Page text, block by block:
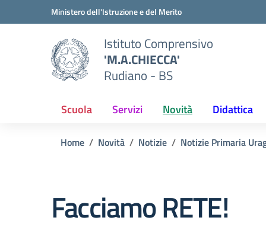
Vai ai contenuti
Vai al menu di navigazioneMinistero dell'Istruzione e del Merito
Istituto Comprensivo
'M.A.CHIECCA'
Rudiano - BS
Scuola Servizi Novità Didattica
Home Novità Notizie Notizie Primaria
Facciamo RETE!